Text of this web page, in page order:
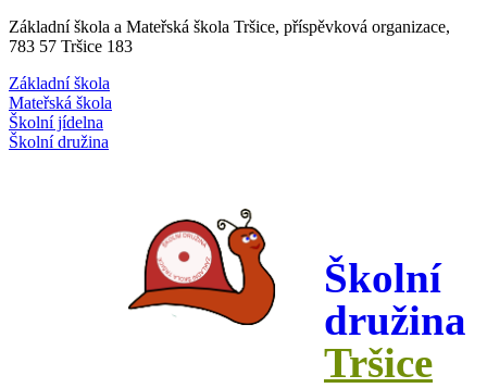
Základní škola a Mateřská škola Tršice, příspěvková organizace,
783 57 Tršice 183
Základní škola
Mateřská škola
Školní jídelna
Školní družina
Školní
družina
Tršice